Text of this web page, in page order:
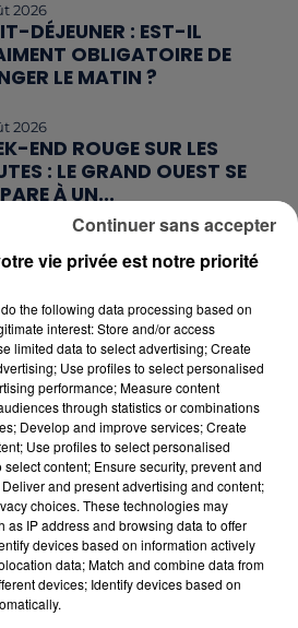
2026
DÉJEUNER : EST-IL
OBLIGATOIRE DE
LE MATIN ?
2026
END ROUGE SUR LES
: LE GRAND OUEST SE
À UN...
ET FEUX DE FORÊT : LES
2026
: POURQUOI LES
D'EAU
DES RAYONS...
2026
SAINEMENT COÛTE 25 %
CHER QU'IL Y A CINQ ANS,
L’ONU
2026
SONT LES MARQUES QUI
vie privée est notre priorité
do the following data processing based on
interest: Store and/or access
limited data to select advertising; Create
Use profiles to select personalised
performance; Measure content
through statistics or combinations
Develop and improve services; Create
Use profiles to select personalised
content; Ensure security, prevent and
and present advertising and content;
choices. These technologies may
as IP address and browsing data to offer
devices based on information actively
data; Match and combine data from
devices; Identify devices based on
Continuer sans accepter